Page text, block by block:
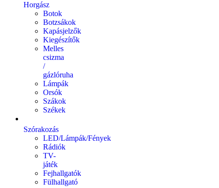
Horgász
Botok
Botzsákok
Kapásjelzők
Kiegészítők
Melles
csizma
/
gázlóruha
Lámpák
Orsók
Szákok
Székek
Szórakozás
LED/Lámpák/Fények
Rádiók
TV-
játék
Fejhallgatók
Fülhallgató